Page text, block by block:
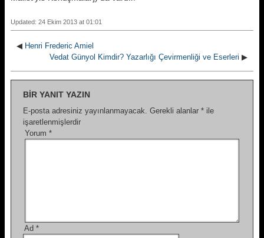
Updated: 24 Ekim 2013 at 01:01
◀ Henri Frederic Amiel
Vedat Günyol Kimdir? Yazarlığı Çevirmenliği ve Eserleri ▶
BIR YANIT YAZIN
E-posta adresiniz yayınlanmayacak. Gerekli alanlar * ile
işaretlenmişlerdir
Yorum *
Ad *